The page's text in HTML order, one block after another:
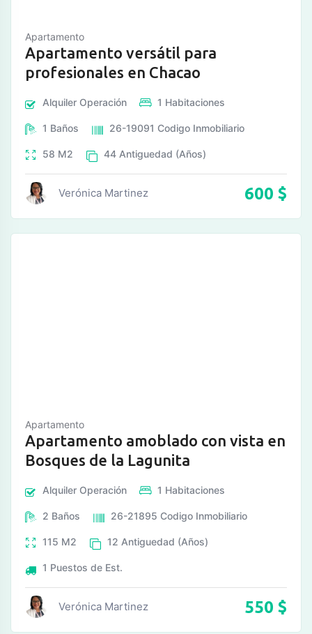
Apartamento
Apartamento versátil para
profesionales en Chacao
Alquiler Operación 1 Habitaciones
1 Baños 26-19091 Codigo Inmobiliario
58 M2 44 Antiguedad (Años)
Verónica Martinez 600 $
Apartamento
Apartamento amoblado con vista en
Bosques de la Lagunita
Alquiler Operación 1 Habitaciones
2 Baños 26-21895 Codigo Inmobiliario
115 M2 12 Antiguedad (Años)
1 Puestos de Est.
Verónica Martinez 550 $